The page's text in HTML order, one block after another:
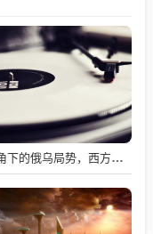
普京视角下的俄乌局势，西方间接介入的深度博弈与博弈解析